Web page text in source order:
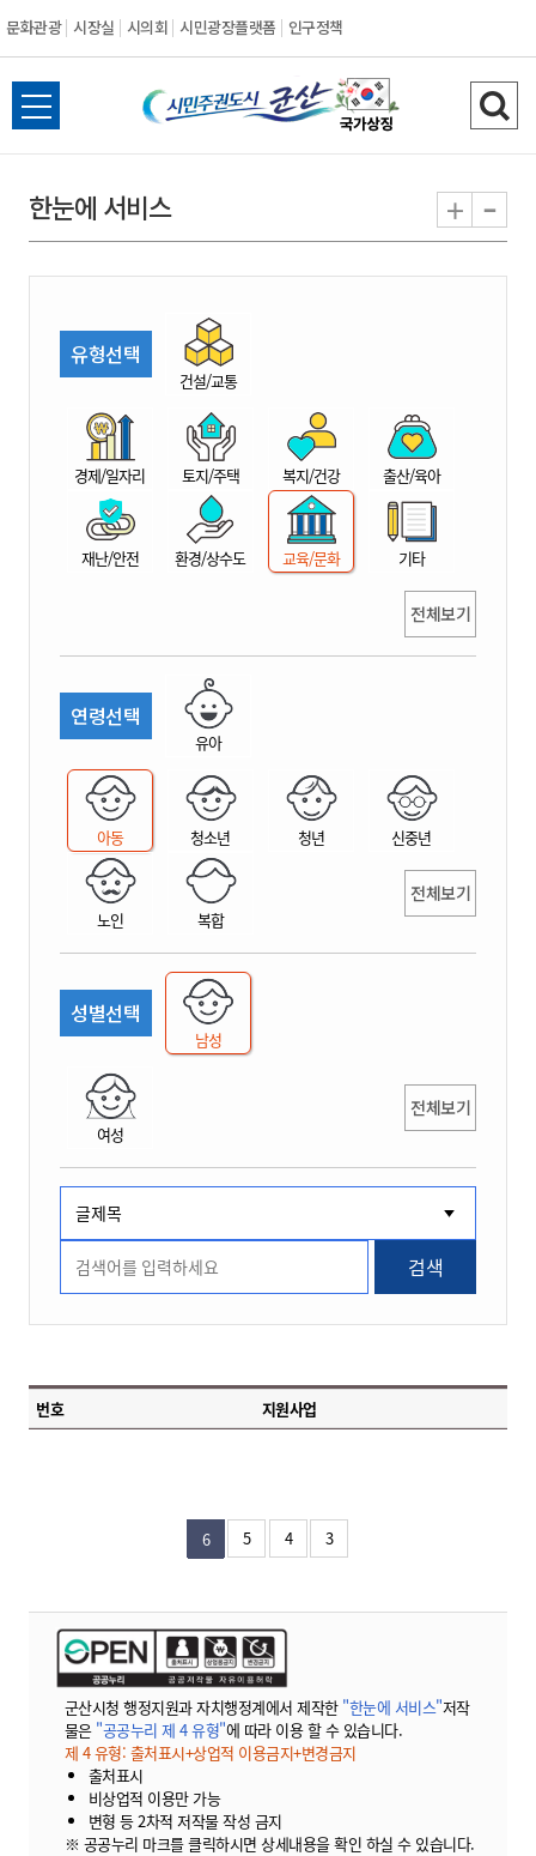
문화관광 시장실 시의회 시민광장플랫폼 인구정책
시
민
권
시
산
전
체
뉴
열
검
색
기
한눈에 서비스 + -
유형선택
건설/교통
경제/일자리 토지/주택 복지/건강 출산/육아
재난/안전 환경/상수도 교육/문화 기타
전체보기
연령선택
유아
아동 청소년 청년 신중년
노인 복합
전체보기
성별선택
남성
여성
전체보기
검색
번호 지원사업
6 5 4 3
군산시청 행정지원과 자치행정계에서 제작한 "한눈에 서비스"저작
물은 "공공누리 제 4 유형"에 따라 이용 할 수 있습니다.
제 4 유형: 출처표시+상업적 이용금지+변경금지
출처표시
비상업적 이용만 가능
변형 등 2차적 저작물 작성 금지
※ 공공누리 마크를 클릭하시면 상세내용을 확인 하실 수 있습니다.